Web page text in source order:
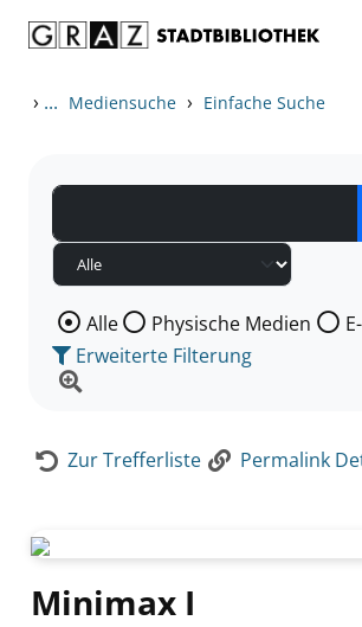
› ... Mediensuche › Einfache Suche
Wählen Sie die Medienart nach
Alle Physische Medien
Erweiterte Filterung
Zur Trefferliste Permalink
Minimax I